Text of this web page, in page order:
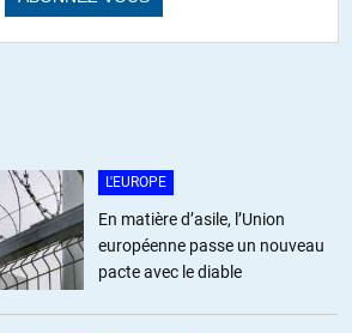
L'EUROPE
En matière d’asile, l’Union
européenne passe un nouveau
pacte avec le diable